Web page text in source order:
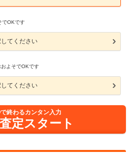
でOKです
てください
よそでOKです
てください
終わるカンタン入力
定スタート